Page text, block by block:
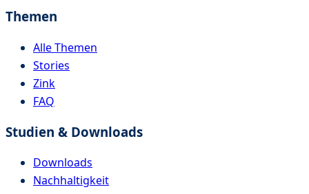
Themen
Alle Themen
Stories
Zink
FAQ
Studien & Downloads
Downloads
Nachhaltigkeit